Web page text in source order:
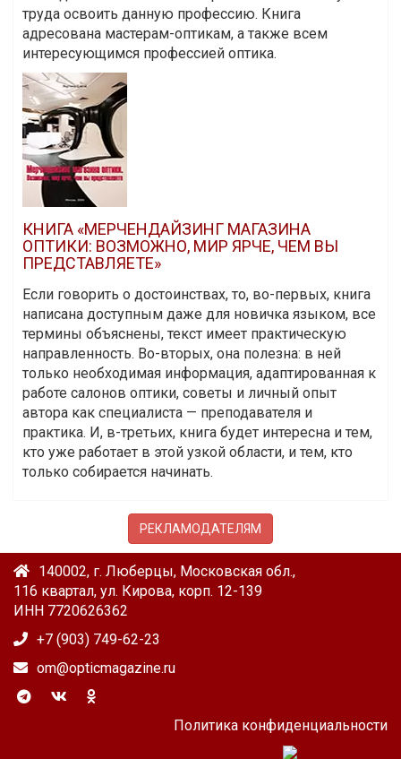
труда освоить данную профессию. Книга
адресована мастерам-оптикам, а также всем
интересующимся профессией оптика.
КНИГА «МЕРЧЕНДАЙЗИНГ МАГАЗИНА
ОПТИКИ: ВОЗМОЖНО, МИР ЯРЧЕ, ЧЕМ ВЫ
ПРЕДСТАВЛЯЕТЕ»
Если говорить о достоинствах, то, во-первых, книга
написана доступным даже для новичка языком, все
термины объяснены, текст имеет практическую
направленность. Во-вторых, она полезна: в ней
только необходимая информация, адаптированная к
работе салонов оптики, советы и личный опыт
автора как специалиста — преподавателя и
практика. И, в-третьих, книга будет интересна и тем,
кто уже работает в этой узкой области, и тем, кто
только собирается начинать.
РЕКЛАМОДАТЕЛЯМ
140002, г. Люберцы, Московская обл.,
116 квартал, ул. Кирова, корп. 12-139
ИНН 7720626362
+7 (903) 749-62-23
om@opticmagazine.ru
Политика конфиденциальности